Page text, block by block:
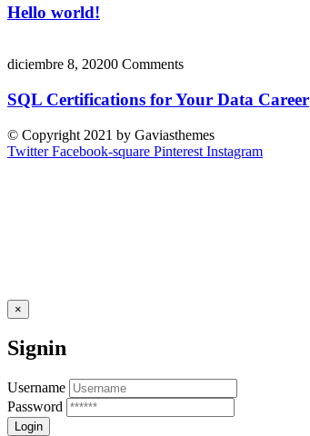
Hello world!
diciembre 8, 20200 Comments
SQL Certifications for Your Data Career
© Copyright 2021 by Gaviasthemes
Twitter Facebook-square Pinterest Instagram
×
Signin
Username
Password